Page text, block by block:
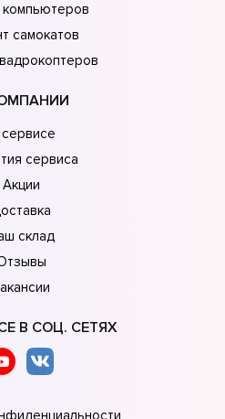
компьютеров
самокатов
сервиса
Акции
склад
В СОЦ. СЕТЯХ